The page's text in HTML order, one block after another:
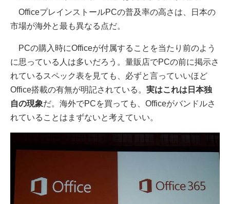
OfficeプレインストールPCの普及率の高さは、日本の
市場が海外と最も異なる点だ。
PCの購入時にOfficeが付属することを当たり前のよう
に思っている人は多いだろう。量販店でPCの前に掲示さ
れているスペック表を見ても、必ずと言っていいほど
Office搭載の有無が明記されている。 実はこれは日本独
自の現象だ。海外でPCを買っても、Officeがバンドルさ
れていることはまずないと考えていい。